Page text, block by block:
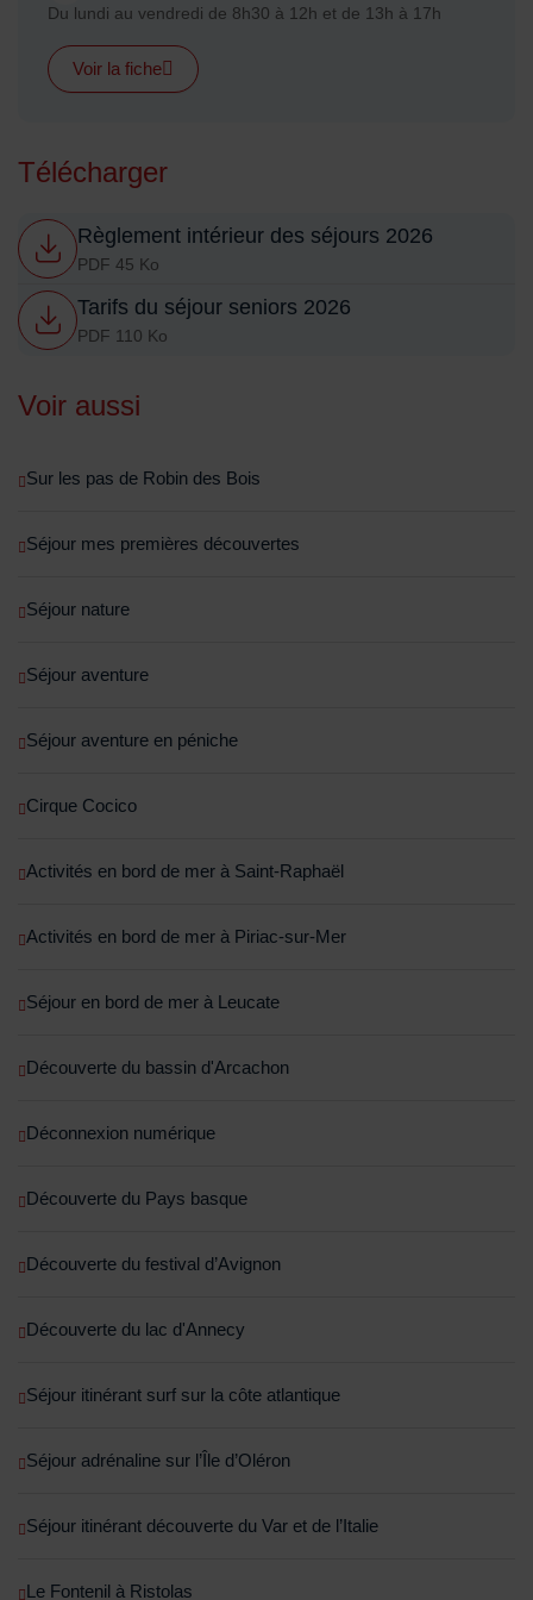
Horaires :
Du lundi au vendredi de 8h30 à 12h et de 13h à 17h
Voir la fiche
Télécharger
Règlement intérieur des séjours 2026
PDF 45 Ko
Tarifs du séjour seniors 2026
PDF 110 Ko
Voir aussi
Sur les pas de Robin des Bois
Séjour mes premières découvertes
Séjour nature
Séjour aventure
Séjour aventure en péniche
Cirque Cocico
Activités en bord de mer à Saint-Raphaël
Activités en bord de mer à Piriac-sur-Mer
Séjour en bord de mer à Leucate
Découverte du bassin d'Arcachon
Déconnexion numérique
Découverte du Pays basque
Découverte du festival d’Avignon
Découverte du lac d'Annecy
Séjour itinérant surf sur la côte atlantique
Séjour adrénaline sur l’Île d’Oléron
Séjour itinérant découverte du Var et de l’Italie
Le Fontenil à Ristolas